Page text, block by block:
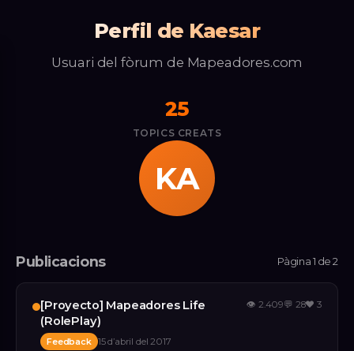
KA
Perfil de Kaesar
Usuari del fòrum de Mapeadores.com
25
TOPICS CREATS
Publicacions Pàgina 1 de 2
[Proyecto] Mapeadores Life
(RolePlay)
Feedback 15 d’abril del 2017
👁 2.409💬 28❤️3